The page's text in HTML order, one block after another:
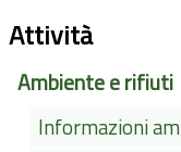
Attività
Ambiente e rifiuti
Informazioni